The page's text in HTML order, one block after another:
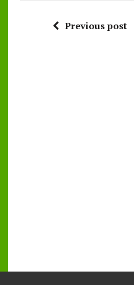
Previous post